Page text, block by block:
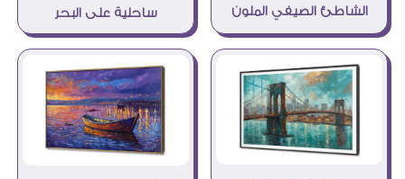
الشاطئ الصيفي الملون
ساحلية على البحر